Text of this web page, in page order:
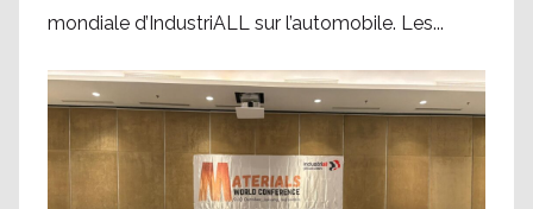
mondiale d’IndustriALL sur l’automobile. Les...